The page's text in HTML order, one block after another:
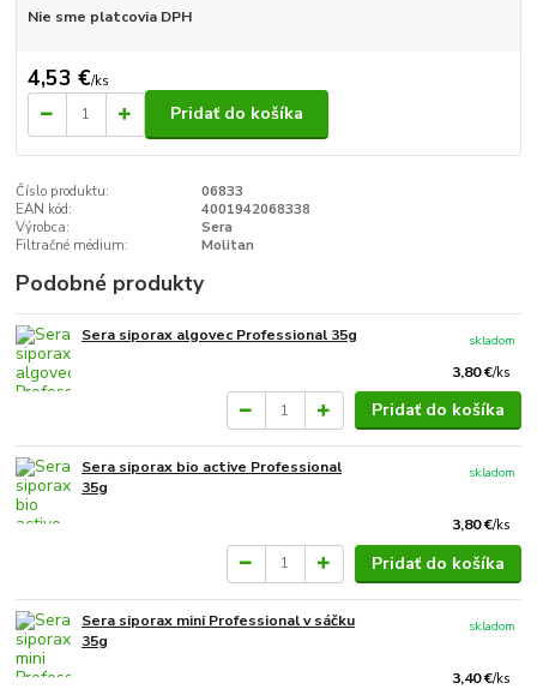
Nie sme platcovia DPH
4,53 €/ks
Pridať do košíka
Číslo produktu:
06833
EAN kód:
4001942068338
Výrobca:
Sera
Filtračné médium:
Molitan
Podobné produkty
Sera siporax algovec Professional 35g
3,80 €/ks
skladom
Pridať do košíka
Sera siporax bio active Professional
35g
3,80 €/ks
skladom
Pridať do košíka
Sera siporax mini Professional v sáčku
35g
3,40 €/ks
skladom